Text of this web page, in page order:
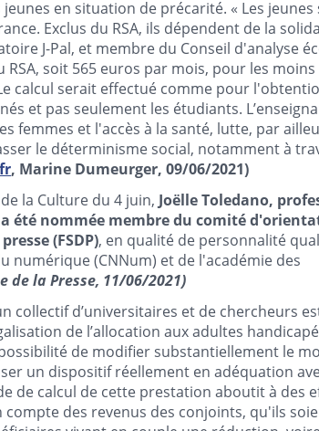
en situation de précarité. « Les
Exclus du RSA, ils dépendent de la
J-Pal, et membre du Conseil d'analyse
RSA, soit 565 euros par mois, pour les
calcul serait effectué comme pour
et pas seulement les étudiants.
femmes et l'accès à la santé, lutte, par
le déterminisme social, notamment à
, Marine Dumeurger, 09/06/2021)
la Culture du 4 juin, Joëlle Toledano,
été nommée membre du comité
(FSDP), en qualité de personnalité
numérique (CNNum) et de l'académie des
de la Presse, 11/06/2021)
collectif d’universitaires et de chercheurs
de l’allocation aux adultes
de modifier substantiellement le
un dispositif réellement en adéquation
de calcul de cette prestation aboutit à des
compte des revenus des conjoints, qu'ils